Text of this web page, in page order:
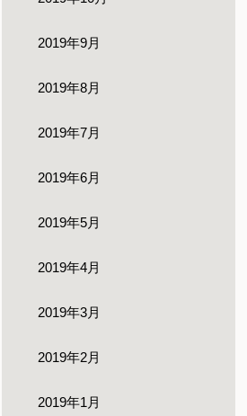
2019年9月
2019年8月
2019年7月
2019年6月
2019年5月
2019年4月
2019年3月
2019年2月
2019年1月